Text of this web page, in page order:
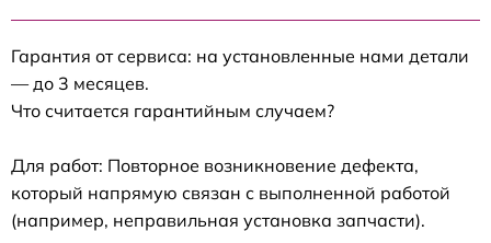
Гарантия от сервиса: на установленные нами детали
— до 3 месяцев.
Что считается гарантийным случаем?
Для работ: Повторное возникновение дефекта,
который напрямую связан с выполненной работой
(например, неправильная установка запчасти).